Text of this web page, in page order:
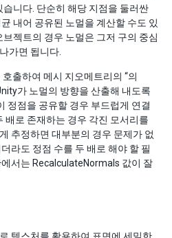
니다. 단순히 해당 지점을 둘러싼
내어 공유된 노멀을 계산할 수도 있
젝트의 경우 노멀은 그저 구의 중심
가면 됩니다.
출하여 메시 지오메트리의 “의
가 노멀의 방향을 산출해 내도록
정점을 공유할 경우 부드럽게 연결
배로 존재하는 경우 각진 모서리를
추정하면 대부분의 경우 문제가 없
라도 정점 수를 두 배로 해야 할 필
서는 RecalculateNormals 값이 잘